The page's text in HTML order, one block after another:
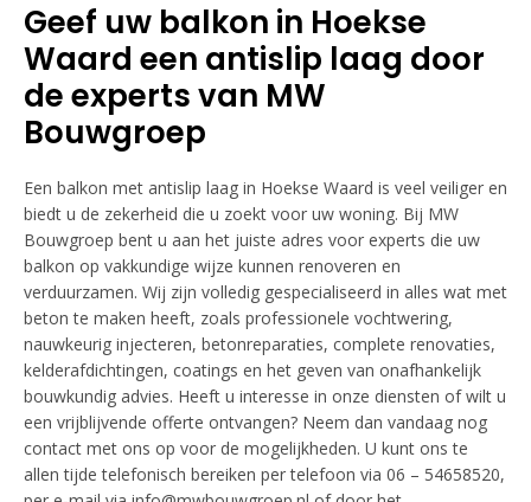
Geef uw balkon in Hoekse
Waard een antislip laag door
de experts van MW
Bouwgroep
Een balkon met antislip laag in Hoekse Waard is veel veiliger en
biedt u de zekerheid die u zoekt voor uw woning. Bij MW
Bouwgroep bent u aan het juiste adres voor experts die uw
balkon op vakkundige wijze kunnen renoveren en
verduurzamen. Wij zijn volledig gespecialiseerd in alles wat met
beton te maken heeft, zoals professionele vochtwering,
nauwkeurig injecteren, betonreparaties, complete renovaties,
kelderafdichtingen, coatings en het geven van onafhankelijk
bouwkundig advies. Heeft u interesse in onze diensten of wilt u
een vrijblijvende offerte ontvangen? Neem dan vandaag nog
contact met ons op voor de mogelijkheden. U kunt ons te
allen tijde telefonisch bereiken per telefoon via 06 – 54658520,